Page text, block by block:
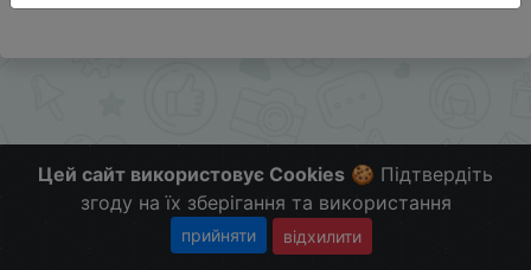
Цей сайт використовує Cookies 🍪 Підтвердіть
згоду на їх зберігання та використання
прийняти відхилити